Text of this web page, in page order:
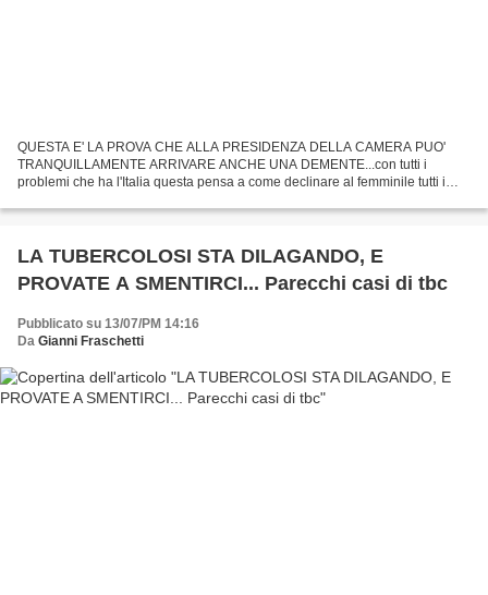
QUESTA E' LA PROVA CHE ALLA PRESIDENZA DELLA CAMERA PUO'
TRANQUILLAMENTE ARRIVARE ANCHE UNA DEMENTE...con tutti i
problemi che ha l'Italia questa pensa a come declinare al femminile tutti i
LA TUBERCOLOSI STA DILAGANDO, E
PROVATE A SMENTIRCI... Parecchi casi di tbc
Pubblicato su 13/07/PM 14:16
Da Gianni Fraschetti